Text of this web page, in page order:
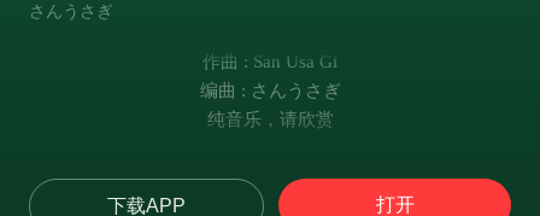
さんうさぎ
作曲 : San Usa Gi
编曲 : さんうさぎ
纯音乐，请欣赏
下载APP 打开